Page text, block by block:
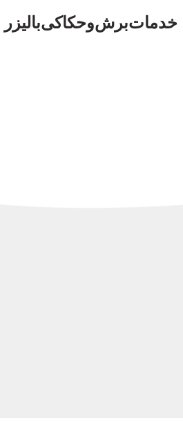
دستگاه سی ان سی برش پلاسما